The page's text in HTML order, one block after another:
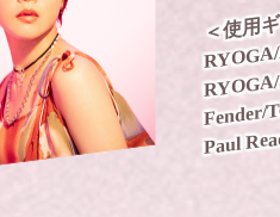
＜使用
Fender/
Paul